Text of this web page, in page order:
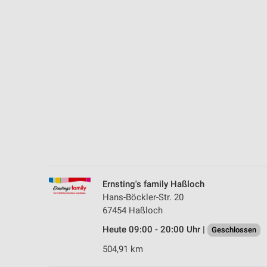
Ernsting's family Haßloch
Hans-Böckler-Str. 20
67454 Haßloch
Heute 09:00 - 20:00 Uhr |
Geschlossen
504,91 km
Notwendig